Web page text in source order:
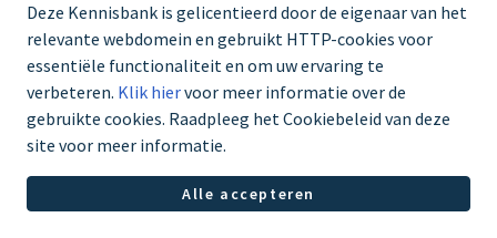
Deze Kennisbank is gelicentieerd door de eigenaar van het
relevante webdomein en gebruikt HTTP-cookies voor
essentiële functionaliteit en om uw ervaring te
verbeteren. Klik hiervoor meer informatie over de
gebruikte cookies. Raadpleeg het Cookiebeleid van deze
site voor meer informatie.
Alle accepteren